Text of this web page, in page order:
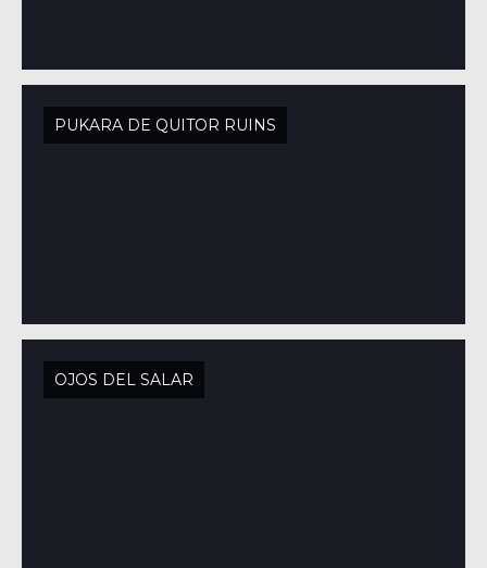
PUKARA DE QUITOR RUINS
OJOS DEL SALAR